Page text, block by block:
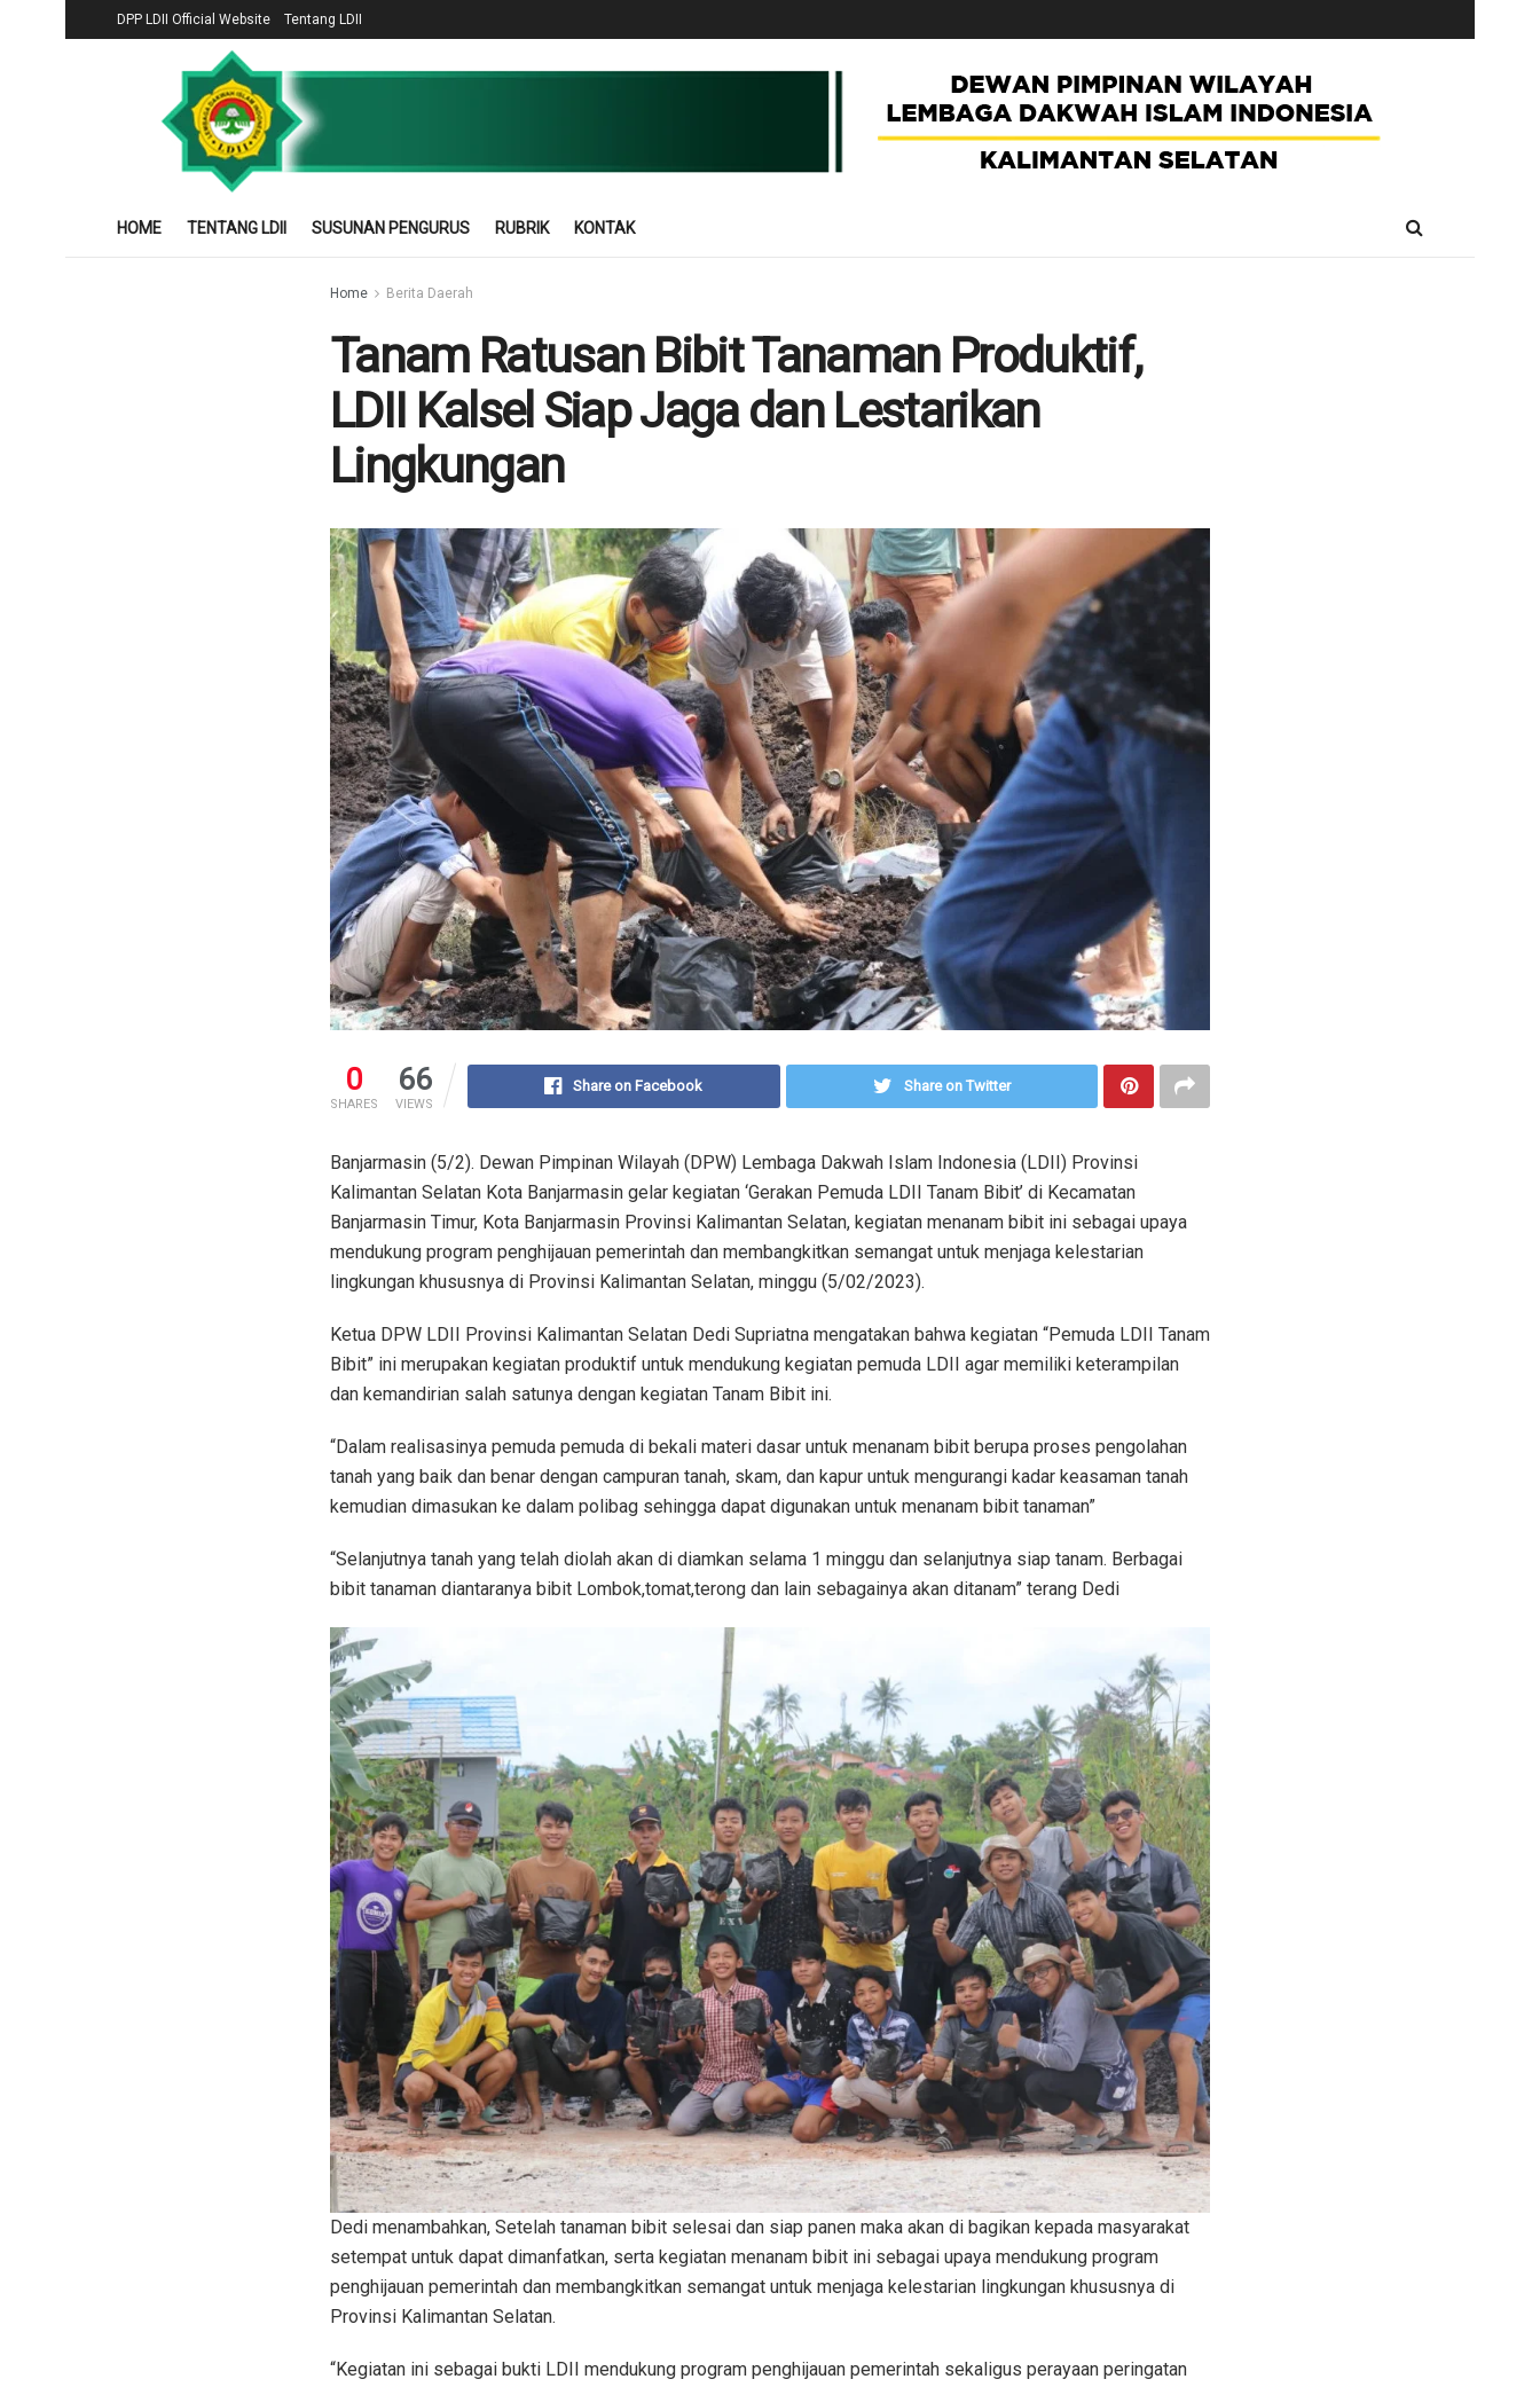
DPP LDII Official Website Tentang LDII
HOME TENTANG LDII SUSUNAN PENGURUS RUBRIK KONTAK
Home Berita Daerah
Tanam Ratusan Bibit Tanaman Produktif,
LDII Kalsel Siap Jaga dan Lestarikan
Lingkungan
0
SHARES
66
VIEWS
Share on Facebook Share on Twitter
Banjarmasin (5/2). Dewan Pimpinan Wilayah (DPW) Lembaga Dakwah Islam Indonesia (LDII) Provinsi
Kalimantan Selatan Kota Banjarmasin gelar kegiatan ‘Gerakan Pemuda LDII Tanam Bibit’ di Kecamatan
Banjarmasin Timur, Kota Banjarmasin Provinsi Kalimantan Selatan, kegiatan menanam bibit ini sebagai upaya
mendukung program penghijauan pemerintah dan membangkitkan semangat untuk menjaga kelestarian
lingkungan khususnya di Provinsi Kalimantan Selatan, minggu (5/02/2023).
Ketua DPW LDII Provinsi Kalimantan Selatan Dedi Supriatna mengatakan bahwa kegiatan “Pemuda LDII Tanam
Bibit” ini merupakan kegiatan produktif untuk mendukung kegiatan pemuda LDII agar memiliki keterampilan
dan kemandirian salah satunya dengan kegiatan Tanam Bibit ini.
“Dalam realisasinya pemuda pemuda di bekali materi dasar untuk menanam bibit berupa proses pengolahan
tanah yang baik dan benar dengan campuran tanah, skam, dan kapur untuk mengurangi kadar keasaman tanah
kemudian dimasukan ke dalam polibag sehingga dapat digunakan untuk menanam bibit tanaman”
“Selanjutnya tanah yang telah diolah akan di diamkan selama 1 minggu dan selanjutnya siap tanam. Berbagai
bibit tanaman diantaranya bibit Lombok,tomat,terong dan lain sebagainya akan ditanam” terang Dedi
Dedi menambahkan, Setelah tanaman bibit selesai dan siap panen maka akan di bagikan kepada masyarakat
setempat untuk dapat dimanfatkan, serta kegiatan menanam bibit ini sebagai upaya mendukung program
penghijauan pemerintah dan membangkitkan semangat untuk menjaga kelestarian lingkungan khususnya di
Provinsi Kalimantan Selatan.
“Kegiatan ini sebagai bukti LDII mendukung program penghijauan pemerintah sekaligus perayaan peringatan